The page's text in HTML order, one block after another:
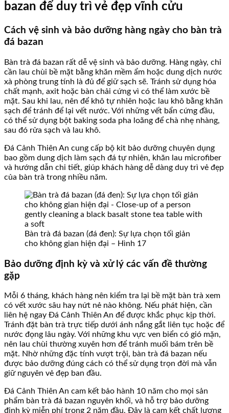
bazan để duy trì vẻ đẹp vĩnh cửu
Cách vệ sinh và bảo dưỡng hàng ngày cho bàn trà
đá bazan
Bàn trà đá bazan rất dễ vệ sinh và bảo dưỡng. Hàng ngày, chỉ
cần lau chùi bề mặt bằng khăn mềm ẩm hoặc dung dịch nước
xà phòng trung tính là đủ để giữ sạch sẽ. Tránh sử dụng hóa
chất mạnh, axit hoặc bàn chải cứng vì có thể làm xước bề
mặt. Sau khi lau, nên để khô tự nhiên hoặc lau khô bằng khăn
sạch để tránh để lại vết nước. Với những vết bẩn cứng đầu,
có thể sử dụng bột baking soda pha loãng để chà nhẹ nhàng,
sau đó rửa sạch và lau khô.
Đá Cảnh Thiên An cung cấp bộ kit bảo dưỡng chuyên dụng
bao gồm dung dịch làm sạch đá tự nhiên, khăn lau microfiber
và hướng dẫn chi tiết, giúp khách hàng dễ dàng duy trì vẻ đẹp
của bàn trà trong nhiều năm.
Bàn trà đá bazan (đá đen): Sự lựa chọn tối giản
cho không gian hiện đại – Hình 17
Bảo dưỡng định kỳ và xử lý các vấn đề thường
gặp
Mỗi 6 tháng, khách hàng nên kiểm tra lại bề mặt bàn trà xem
có vết xước sâu hay nứt nẻ nào không. Nếu phát hiện, cần
liên hệ ngay Đá Cảnh Thiên An để được khắc phục kịp thời.
Tránh đặt bàn trà trực tiếp dưới ánh nắng gắt liên tục hoặc để
nước đọng lâu ngày. Với những khu vực ven biển có gió mặn,
nên lau chùi thường xuyên hơn để tránh muối bám trên bề
mặt. Nhờ những đặc tính vượt trội, bàn trà đá bazan nếu
được bảo dưỡng đúng cách có thể sử dụng trọn đời mà vẫn
giữ nguyên vẻ đẹp ban đầu.
Đá Cảnh Thiên An cam kết bảo hành 10 năm cho mọi sản
phẩm bàn trà đá bazan nguyên khối, và hỗ trợ bảo dưỡng
định kỳ miễn phí trong 2 năm đầu. Đây là cam kết chất lượng